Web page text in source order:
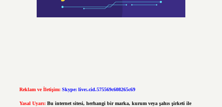
Reklam ve İletişim: Skype: live:.cid.575569c608265c69
Yasal Uyarı: Bu internet sitesi, herhangi bir marka, kurum veya şahıs şirketi ile